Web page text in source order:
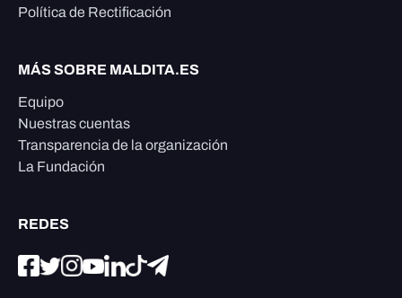
Política de Rectificación
MÁS SOBRE MALDITA.ES
Equipo
Nuestras cuentas
Transparencia de la organización
La Fundación
REDES